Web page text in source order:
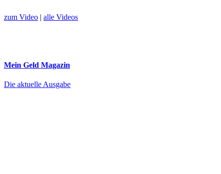
zum Video | alle Videos
Mein Geld Magazin
Die aktuelle Ausgabe